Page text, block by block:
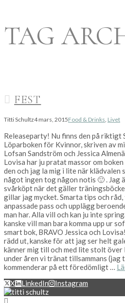
TAG
FEST
Titti Schultz4 mars, 2015Food & Drinks Livet
Releaseparty! Nu finns den på riktigt
Löparboken för Kvinnor, skriven av
Lofsan Sandström och Jessica
Lovisa har ju pratat massor om
den och jag la mig i lite när klädvalen
något ingen tog någon notis 🙂 . Jag
svårköpt när det gäller
gillar jag mycket. Smarta tips och
anpassade pass och upplägg
man har. Alla vill och kan ju inte
kanske vill man bara komma upp ur
smart bok, BRAVO Jessica och
rädd ut, kanske för att jag ser helt
känner mig till och med lite stolt över
under åren vi tränat tillsammans (jag
kommenderar på ett föredömligt …
X
LinkedIn Instagram